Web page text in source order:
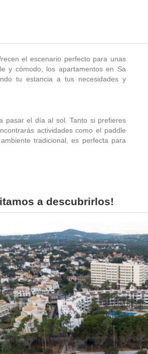
el escenario perfecto para unas
y cómodo, los apartamentos en Sa
tu estancia a tus necesidades y
pasar el día al sol. Tanto si prefieres
actividades como el paddle
tradicional, es perfecta para
a descubrirlos!